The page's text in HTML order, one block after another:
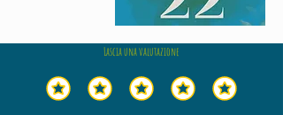
Lascia una valutazione